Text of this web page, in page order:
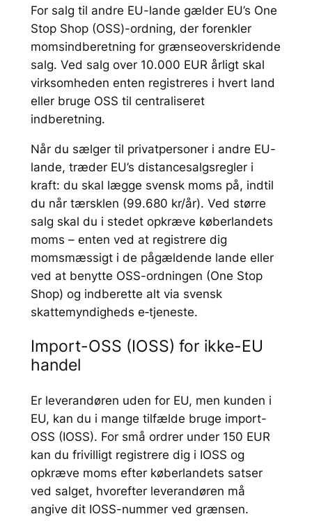
For salg til andre EU-lande gælder EU’s One
Stop Shop (OSS)-ordning, der forenkler
momsindberetning for grænseoverskridende
salg. Ved salg over 10.000 EUR årligt skal
virksomheden enten registreres i hvert land
eller bruge OSS til centraliseret
indberetning.
Når du sælger til privatpersoner i andre EU-
lande, træder EU’s distance­salgsregler i
kraft: du skal lægge svensk moms på, indtil
du når tærsklen (99.680 kr/år). Ved større
salg skal du i stedet opkræve køberlandets
moms – enten ved at registrere dig
momsmæssigt i de pågældende lande eller
ved at benytte OSS-ordningen (One Stop
Shop) og indberette alt via svensk
skattemyndigheds e‑tjeneste.
Import-OSS (IOSS) for ikke-EU
handel
Er leverandøren uden for EU, men kunden i
EU, kan du i mange tilfælde bruge import-
OSS (IOSS). For små ordrer under 150 EUR
kan du frivilligt registrere dig i IOSS og
opkræve moms efter køberlandets satser
ved salget, hvorefter leverandøren må
angive dit IOSS-nummer ved grænsen.